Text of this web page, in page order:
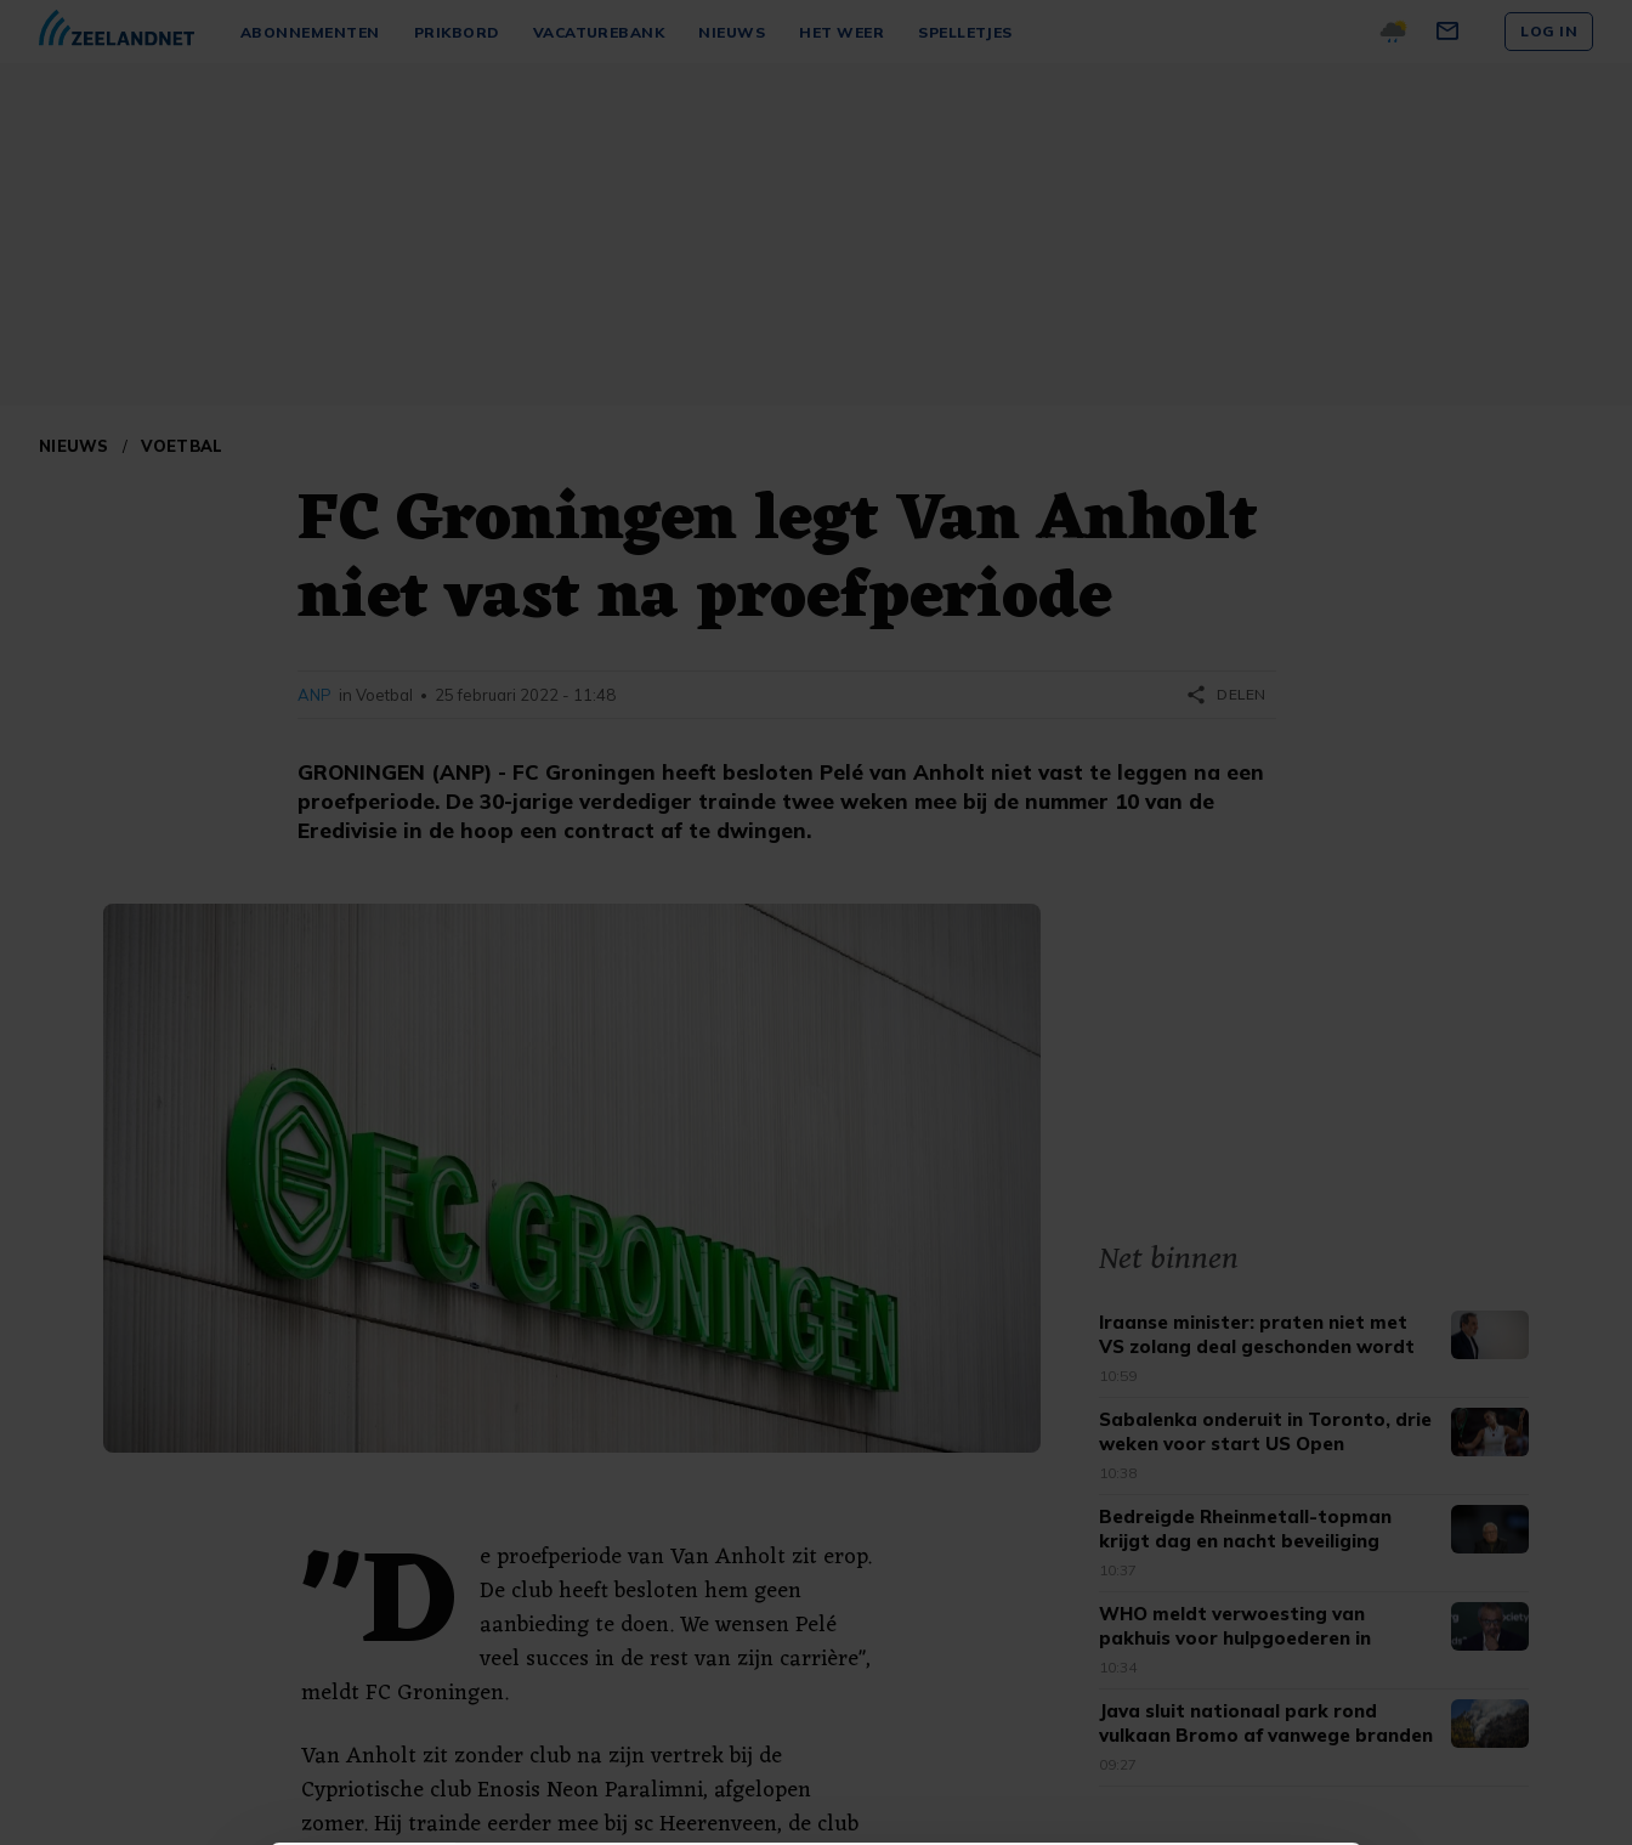
ABONNEMENTEN PRIKBORD VACATUREBANK NIEUWS HET WEER SPELLETJES LOG IN
NIEUWS / VOETBAL
FC Groningen legt Van Anholt
niet vast na proefperiode
GRONINGEN (ANP) - FC Groningen heeft besloten Pelé van Anholt niet vast te leggen na een
proefperiode. De 30-jarige verdediger trainde twee weken mee bij de nummer 10 van de
Eredivisie in de hoop een contract af te dwingen.
ANP in Voetbal • 25 februari 2022 - 11:48 share DELEN
"D
e proefperiode van Van Anholt zit erop.
De club heeft besloten hem geen
aanbieding te doen. We wensen Pelé
veel succes in de rest van zijn carrière",
meldt FC Groningen.
Van Anholt zit zonder club na zijn vertrek bij de
Cypriotische club Enosis Neon Paralimni, afgelopen
zomer. Hij trainde eerder mee bij sc Heerenveen, de club
Net binnen
Iraanse minister: praten niet met
VS zolang deal geschonden wordt
10:59
Sabalenka onderuit in Toronto, drie
weken voor start US Open
10:38
Bedreigde Rheinmetall-topman
krijgt dag en nacht beveiliging
10:37
WHO meldt verwoesting van
pakhuis voor hulpgoederen in
Dnipro
10:34
Java sluit nationaal park rond
vulkaan Bromo af vanwege branden
09:27